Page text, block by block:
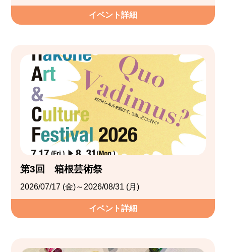
イベント詳細
第3回 箱根芸術祭
2026/07/17 (金)～2026/08/31 (月)
イベント詳細